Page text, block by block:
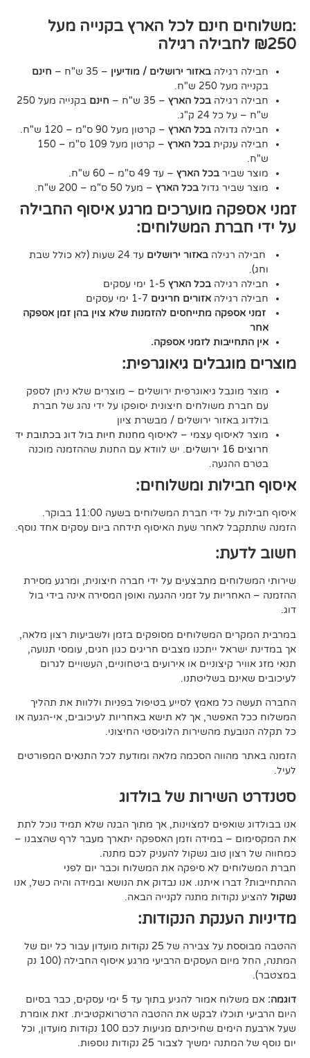
לכל הארץ בקנייה מעל
באזור ירושלים / מודיעין– 35 ש"ח –
חינם
בכל הארץ– 35 ש"ח – חינם
בקנייה מעל 250
בכל הארץ – קרטון מעל 90 ס"מ – 120 ש"ח.
בכל הארץ – קרטון מעל 109 ס"מ – 150
בכל הארץ– עד 49 ס"מ – 60 ש"ח.
גדול
בכל הארץ– מעל 50 ס"מ – 200 ש"ח.
מוערכים מרגע איסוף החבילה
המשלוחים:
באזור ירושלים עד 24 שעות (לא כולל שבת
בכל הארץ1-5 ימי עסקים
אזורים חריגים1-7 ימי עסקים
מתייחסים להזמנות שלא צוין בהן זמן אספקה
לזמני אספקה.
גיאוגרפית:
גיאוגרפית ירושלים – מוצרים שלא ניתן לספק
חיצונית יסופקו על ידי נהג של חברת
ירושלים / מבשרת ציון
עצמי – לאיסוףמחנות חיות בול דוג בכתובת יד
. יש לוודא עם החנות שההזמנה מוכנה
ומשלוחים:
חברת המשלוחים בשעה 11:00 בבוקר.
לאחר שעת האיסוף תידחה ביום עסקים אחד נוסף.
מתבצעים על ידי חברה חיצונית, ומרגע מסירת
על זמני ההגעה ואופן המסירה אינה בידי בול
המשלוחים מסופקים בזמן ולשביעות רצון מלאה,
ייתכנו מצבים חריגים כגון חגים, עומסי תנועה,
או אירועים ביטחוניים, העשויים לגרום
בשליטתנו.
מאמץ לסייע בטיפול בפניות וללוות את תהליך
אך לא תישא באחריות לעיכובים, אי-הגעה או
מהשירות הלוגיסטי החיצוני.
הסכמה מלאה ומודעת לכל התנאים המפורטים
של בולדוג
למצוינות, אך מתוך הבנה שלא תמיד נוכל לתת
במידה וזמן האספקה יתארך מעבר לרף שהצבנו –
טוב נשקול להעניק לכם מתנה.
לא סיפקה את המשלוח וכבר יום לפני
איתנו. אנו נבדוק את הנושא ובמידה והיה כשל, אנו
מתנה לקנייה הבאה.
הנקודות:
ההטבה מבוססת על צבירה של 25 נקודות מועדון עבור כל יום של
המתנה, החל מיום העסקים הרביעי מרגע איסוף החבילה (100 נק
אם משלוח אמור להגיע בתוך עד 5 ימי עסקים, כבר בסיום
לבקש את ההטבה הרטרואקטיבית. זאת אומרת
שעל ארבעת הימים שחיכיתם מגיעות לכם 100 נקודות מועדון, וכל
לצבור 25 נקודות נוספות.